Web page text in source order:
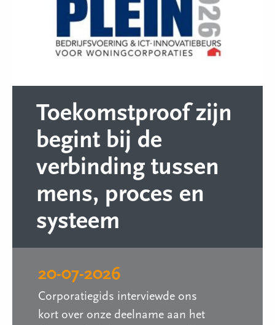
Toekomstproof zijn
begint bij de
verbinding tussen
mens, proces en
systeem
20-07-2026
Corporatiegids interviewde ons
kort over onze deelname aan het